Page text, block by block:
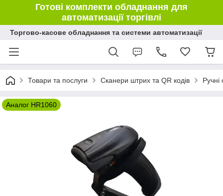
Готові комплекти обладнання для
автоматизації торгівлі
Торгово-касове обладнання та системи автоматизації
Товари та послуги Сканери штрих та QR кодів Ручні
Аналог HR1060